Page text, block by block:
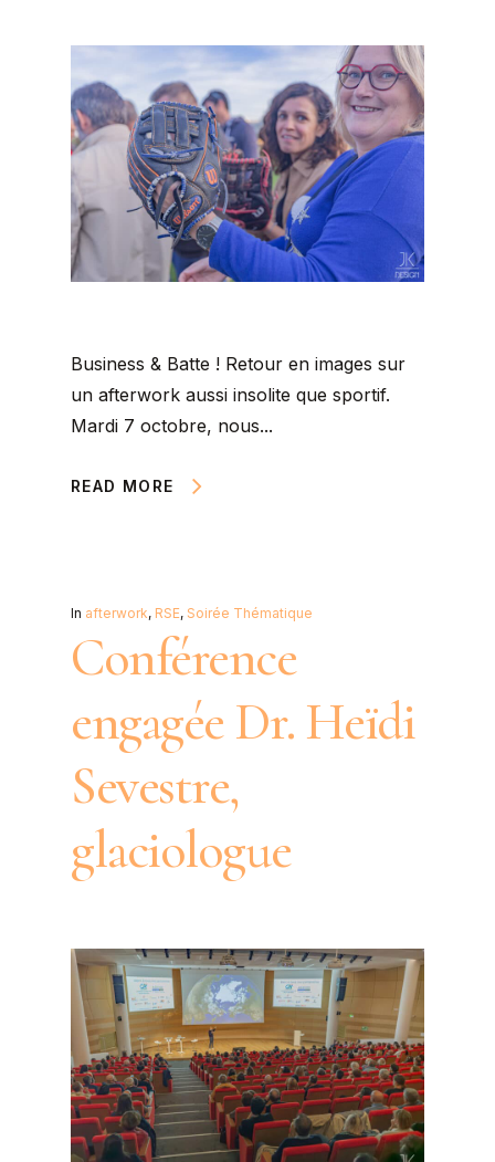
Business & Batte ! Retour en images sur
un afterwork aussi insolite que sportif.
Mardi 7 octobre, nous...
READ MORE
In afterwork, RSE, Soirée Thématique
Conférence
engagée Dr. Heïdi
Sevestre,
glaciologue